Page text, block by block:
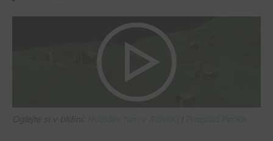
Oglejte si v bližini: |